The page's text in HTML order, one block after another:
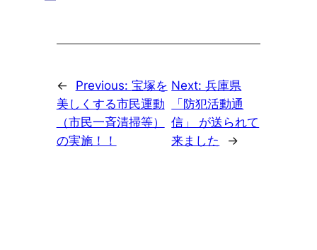
← Previous: 宝塚を
美しくする市民運動
（市民一斉清掃等）
の実施！！
Next:兵庫県
「防犯活動通
信」 が送られて
来ました
→